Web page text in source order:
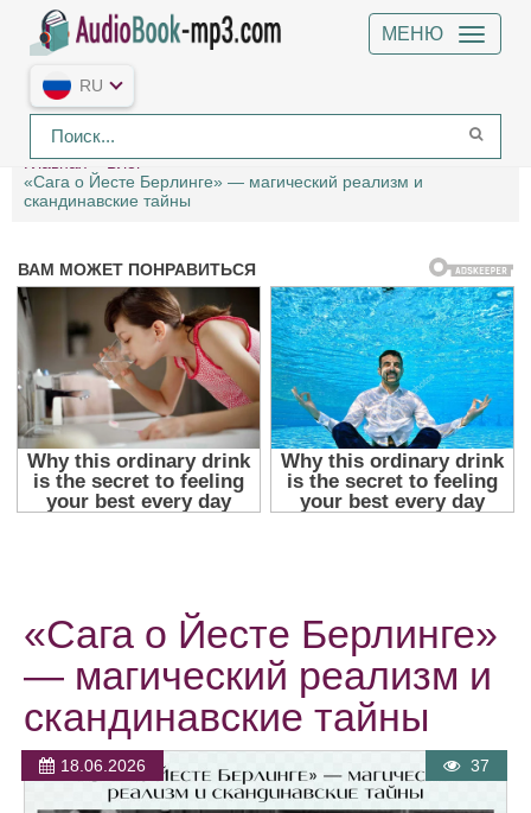
МЕНЮ
RU
Главная
Блог
«Сага о Йесте Берлинге» — магический реализм и
скандинавские тайны
«Сага о Йесте Берлинге»
— магический реализм и
скандинавские тайны
18.06.2026 37